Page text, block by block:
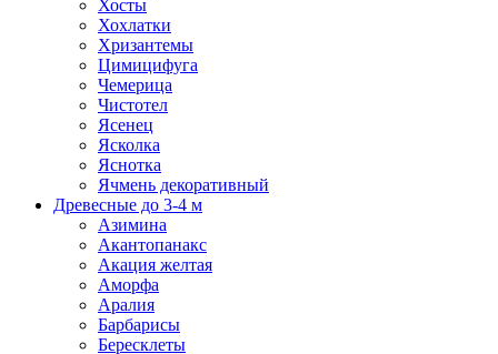
Хосты
Хохлатки
Хризантемы
Цимицифуга
Чемерица
Чистотел
Ясенец
Ясколка
Яснотка
Ячмень декоративный
Древесные до 3-4 м
Азимина
Акантопанакс
Акация желтая
Аморфа
Аралия
Барбарисы
Бересклеты